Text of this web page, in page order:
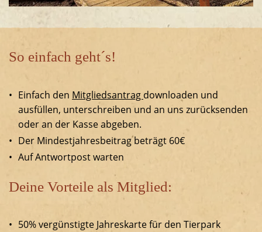
So einfach geht´s!
Einfach den Mitgliedsantrag downloaden und
ausfüllen, unterschreiben und an uns zurücksenden
oder an der Kasse abgeben.
Der Mindestjahresbeitrag beträgt 60€
Auf Antwortpost warten
Deine Vorteile als Mitglied:
50% vergünstigte Jahreskarte für den Tierpark